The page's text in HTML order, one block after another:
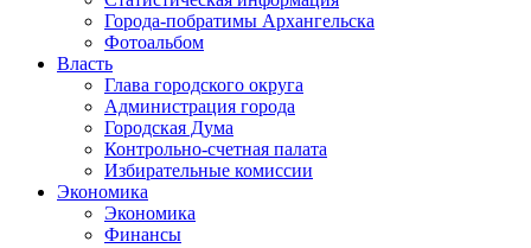
Города-побратимы Архангельска
Фотоальбом
Власть
Глава городского округа
Администрация города
Городская Дума
Контрольно-счетная палата
Избирательные комиссии
Экономика
Экономика
Финансы